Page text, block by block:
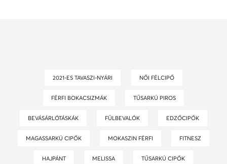
2021-ES TAVASZI-NYÁRI NŐI FÉLCIPŐ
FÉRFI BOKACSIZMÁK TŰSARKÚ PIROS
BEVÁSÁRLÓTÁSKÁK FÜLBEVALÓK EDZŐCIPŐK
MAGASSARKÚ CIPŐK MOKASZIN FÉRFI FITNESZ
HAJPÁNT MELISSA TŰSARKÚ CIPŐK